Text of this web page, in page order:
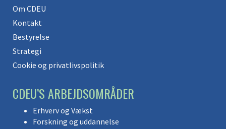
Om CDEU
Kontakt
Bestyrelse
Strategi
Cookie og privatlivspolitik
CDEU’S ARBEJDSOMRÅDER
Erhverv og Vækst
Forskning og uddannelse